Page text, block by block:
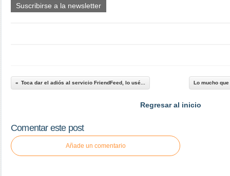
Suscribirse a la newsletter
Toca dar el adiós al servicio FriendFeed, lo usé... Lo mucho
Regresar al inicio
Comentar este post
Añade un comentario